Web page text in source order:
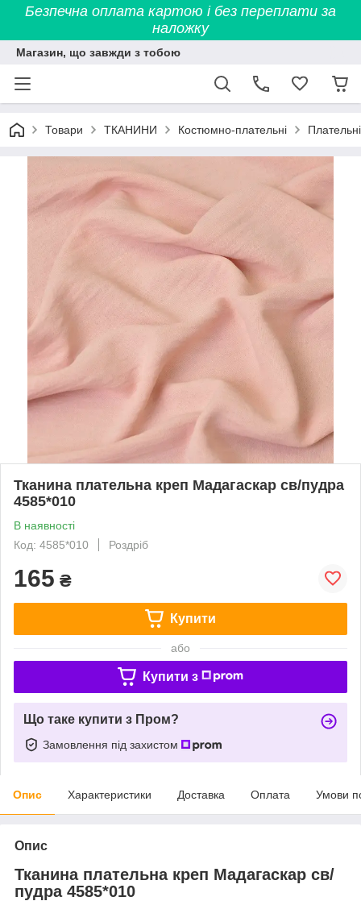
Безпечна оплата картою і без переплати за
наложку
Магазин, що завжди з тобою
Товари ТКАНИНИ Костюмно-плательні Плательні
Тканина плательна креп Мадагаскар св/пудра
4585*010
В наявності
Код: 4585*010
Роздріб
165 ₴
Купити
або
Купити з
Що таке купити з Пром?
Замовлення під захистом
Опис Характеристики Доставка Оплата Умови
Опис
Тканина плательна креп Мадагаскар св/
пудра 4585*010